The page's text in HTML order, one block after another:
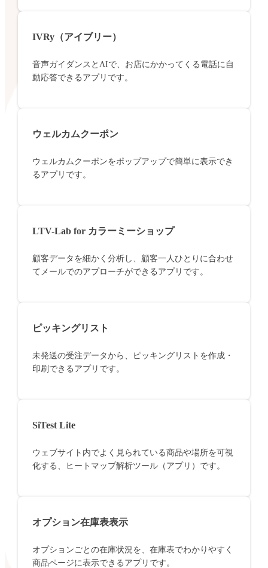
IVRy（アイブリー）
音声ガイダンスとAIで、お店にかかってくる電話に自
動応答できるアプリです。
ウェルカムクーポン
ウェルカムクーポンをポップアップで簡単に表示でき
るアプリです。
LTV-Lab for カラーミーショップ
顧客データを細かく分析し、顧客一人ひとりに合わせ
てメールでのアプローチができるアプリです。
ピッキングリスト
未発送の受注データから、ピッキングリストを作成・
印刷できるアプリです。
SiTest Lite
ウェブサイト内でよく見られている商品や場所を可視
化する、ヒートマップ解析ツール（アプリ）です。
オプション在庫表表示
オプションごとの在庫状況を、在庫表でわかりやすく
商品ページに表示できるアプリです。